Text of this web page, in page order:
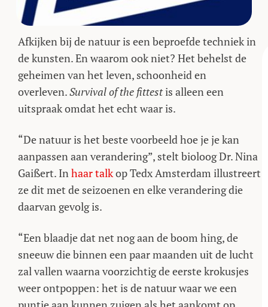
Afkijken bij de natuur is een beproefde techniek in
de kunsten. En waarom ook niet? Het behelst de
geheimen van het leven, schoonheid en
overleven.Survival of the fittestis alleen een
uitspraak omdat het echt waar is.
“De natuur is het beste voorbeeld hoe je je kan
aanpassen aan verandering”, stelt bioloog Dr. Nina
Gaißert. Inhaar talkop Tedx Amsterdam illustreert
ze dit met de seizoenen en elke verandering die
daarvan gevolg is.
“Een blaadje dat net nog aan de boom hing, de
sneeuw die binnen een paar maanden uit de lucht
zal vallen waarna voorzichtig de eerste krokusjes
weer ontpoppen: het is de natuur waar we een